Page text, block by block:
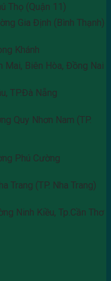
Thọ (Quận 11)
Gia Định (Bình Thạnh)
Khánh
Mai, Biên Hòa, Đồng Nai
TP.Đà Nẵng
Quy Nhơn Nam (TP.
Phú Cường
Trang (TP. Nha Trang)
Ninh Kiều, Tp.Cần Thơ